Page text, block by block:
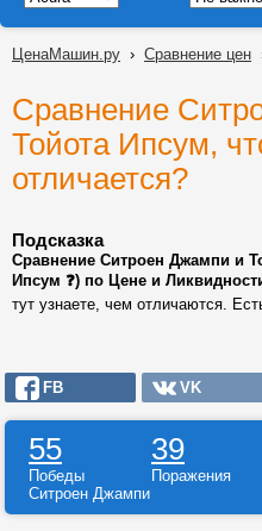
ЦенаМашин.ру › Сравнение цен
Сравнение
Тойота Ипсум,
отличается?
Подсказка
Сравнение Ситроен Джампи и
Ипсум ❓) по Цене и
тут узнаете, чем отличаются.
FB VK
55 39
Победы Поражения
Ситроен Джампи